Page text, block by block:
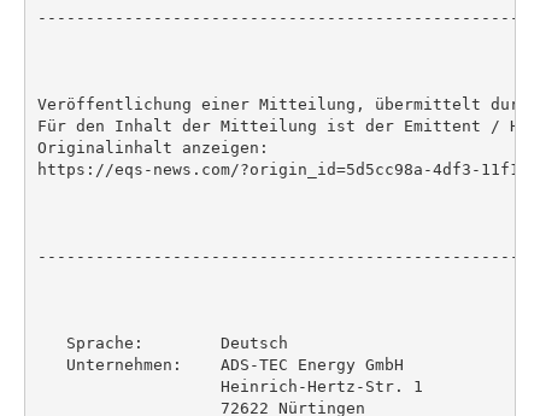
Veröffentlichung einer Mitteilung, übermittelt durch
Für den Inhalt der Mitteilung ist der Emittent /
Originalinhalt anzeigen:
https://eqs-news.com/?origin_id=5d5cc98a-4df3-11f1-
   Sprache:        Deutsch
   Unternehmen:    ADS-TEC Energy GmbH
                   Heinrich-Hertz-Str. 1
                   72622 Nürtingen